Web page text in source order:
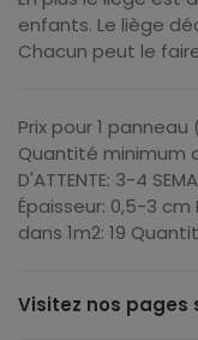
enfants. Le liège
Chacun peut le
Prix ​​pour 1
Quantité minimum
D'ATTENTE: 3-4
Épaisseur: 0,5-3
dans 1m2: 19
Visitez nos pages